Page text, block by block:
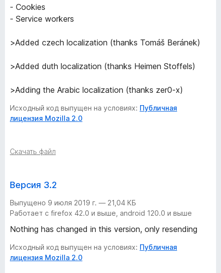
- Cookies
- Service workers
>Added czech localization (thanks Tomáš Beránek)
>Added duth localization (thanks Heimen Stoffels)
>Adding the Arabic localization (thanks zer0-x)
Исходный код выпущен на условиях: Публичная
лицензия Mozilla 2.0
Скачать файл
Версия 3.2
Выпущено 9 июля 2019 г. — 21,04 КБ
Работает с firefox 42.0 и выше, android 120.0 и выше
Nothing has changed in this version, only resending
Исходный код выпущен на условиях: Публичная
лицензия Mozilla 2.0